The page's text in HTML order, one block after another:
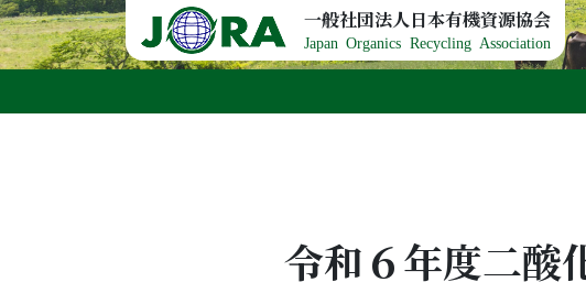
Skip to content 一般社団法人日本有機資源協会
Japan Organics Recycling Association
令和６年度二酸